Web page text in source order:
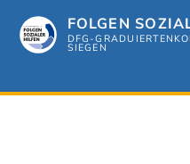
Hauptinhalt
springen
FOLGEN
DFG-
SIEGEN